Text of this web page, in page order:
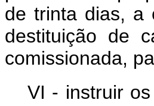
de trinta dias, a
destituição de
comissionada,
VI - instruir